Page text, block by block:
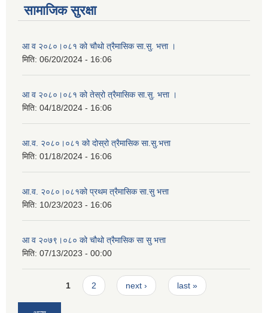
सामाजिक सुरक्षा
आ व २०८०।०८१ को चौथो त्रैमासिक सा.सु. भत्ता ।
मिति: 06/20/2024 - 16:06
आ व २०८०।०८१ को तेस्रो त्रैमासिक सा.सु. भत्ता ।
मिति: 04/18/2024 - 16:06
आ.व. २०८०।०८१ को दोस्रो त्रैमासिक सा.सु.भत्ता
मिति: 01/18/2024 - 16:06
आ.व. २०८०।०८१को प्रथम त्रैमासिक सा.सु भत्ता
मिति: 10/23/2023 - 16:06
आ व २०७९।०८० को चौथो त्रैमासिक सा सु भत्ता
मिति: 07/13/2023 - 00:00
Pages1 2 next › last »